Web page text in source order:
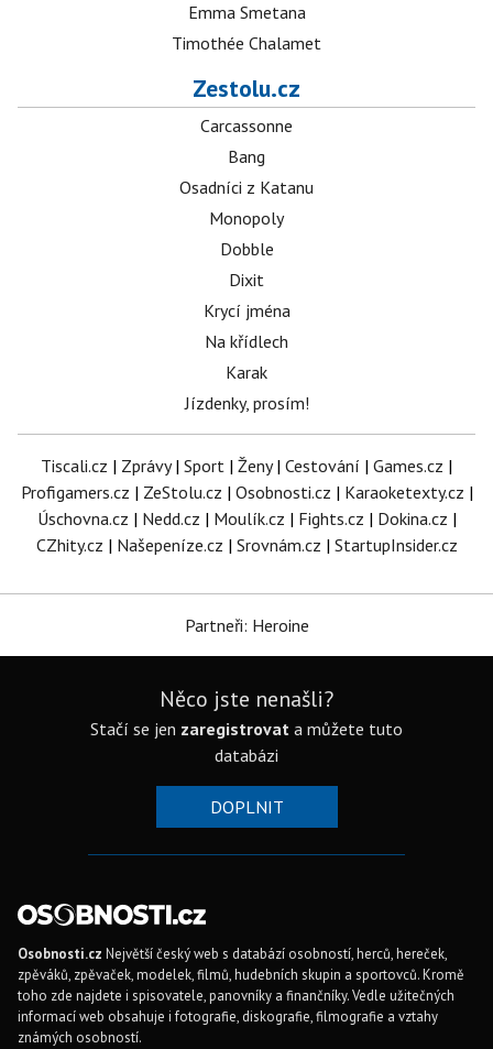
Emma Smetana
Timothée Chalamet
Zestolu.cz
Carcassonne
Bang
Osadníci z Katanu
Monopoly
Dobble
Dixit
Krycí jména
Na křídlech
Karak
Jízdenky, prosím!
Tiscali.cz | Zprávy| Sport | Ženy| Cestování | Games.cz |
Profigamers.cz | ZeStolu.cz | Osobnosti.cz | Karaoketexty.cz |
Úschovna.cz | Nedd.cz | Moulík.cz | Fights.cz | Dokina.cz |
CZhity.cz | Našepeníze.cz | Srovnám.cz | StartupInsider.cz
Partneři: Heroine
Něco jste nenašli?
Stačí se jen zaregistrovat a můžete tuto
databázi
DOPLNIT
Osobnosti.cz Největší český web s databází osobností, herců, hereček,
zpěváků, zpěvaček, modelek, filmů, hudebních skupin a sportovců. Kromě
toho zde najdete i spisovatele, panovníky a finančníky. Vedle užitečných
informací web obsahuje i fotografie, diskografie, filmografie a vztahy
známých osobností.